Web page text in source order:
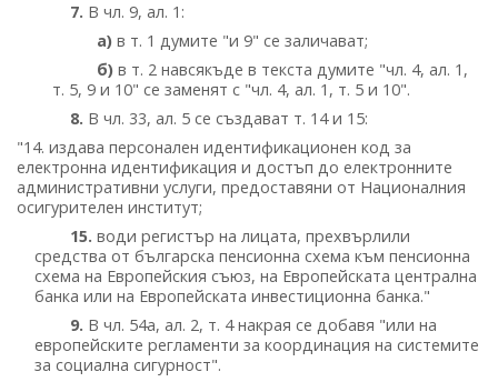
7. В чл. 9, ал. 1:
а) в т. 1 думите "и 9" се заличават;
б) в т. 2 навсякъде в текста думите "чл. 4, ал. 1,
т. 5, 9 и 10" се заменят с "чл. 4, ал. 1, т. 5 и 10".
8. В чл. 33, ал. 5 се създават т. 14 и 15:
"14. издава персонален идентификационен код за
електронна идентификация и достъп до електронните
административни услуги, предоставяни от Националния
осигурителен институт;
15. води регистър на лицата, прехвърлили
средства от българска пенсионна схема към пенсионна
схема на Европейския съюз, на Европейската централна
банка или на Европейската инвестиционна банка."
9. В чл. 54а, ал. 2, т. 4 накрая се добавя "или на
европейските регламенти за координация на системите
за социална сигурност".